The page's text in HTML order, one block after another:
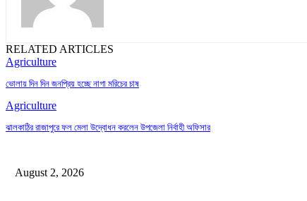
RELATED ARTICLES
Agriculture
ভোলায় দিন দিন জনপ্রিয় হচ্ছে নাগা মরিচের চাষ
Agriculture
ঝালকাঠির রাজাপুরে ফল মেলা উদ্বোধন করলেন উপজেলা নির্বাহী অফিসার
August 2, 2026